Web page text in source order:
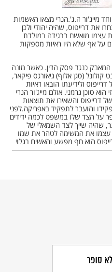
מייג'ור ה.ג'.הנרי מצאו האשמות
את דרייפוס, שהיה יהודי ולכן
עצמו מואשם בבגידה במולדת
על אף שלא היו ראיות מספקות
כנגד פסק הדין. כאשר מונה
(סגן אלוף) גיאורגס פיקאר,
ולידיעתו הובאו ראיות
סוכן גרמני. אולם מייג'ור הנרי
דרייפוס והשאירו את תוצאות
והועבר לתפקיד באפריקה.לפני
על הצד שלו במשפט לכמה ידידים
שהיה שייך לצד השמאלי של
עצמו את המשימה לטהר את שמו
הוא חף מפשע והאשים בגלוי
הימין סירבה להתייחס לראיות
וזוכה ואילו פיקאר נישלח
אדם חף מפשע. מאמרו עורר
דיבה.
יצא כבוגד. גזר דינו, לעומת
הסכים לא לעתור כנגד
מאת נשיא הרפובליקה. ב-סופר